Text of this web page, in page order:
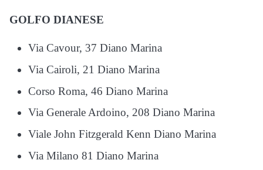
GOLFO DIANESE
Via Cavour, 37 Diano Marina
Via Cairoli, 21 Diano Marina
Corso Roma, 46 Diano Marina
Via Generale Ardoino, 208 Diano Marina
Viale John Fitzgerald Kenn Diano Marina
Via Milano 81 Diano Marina